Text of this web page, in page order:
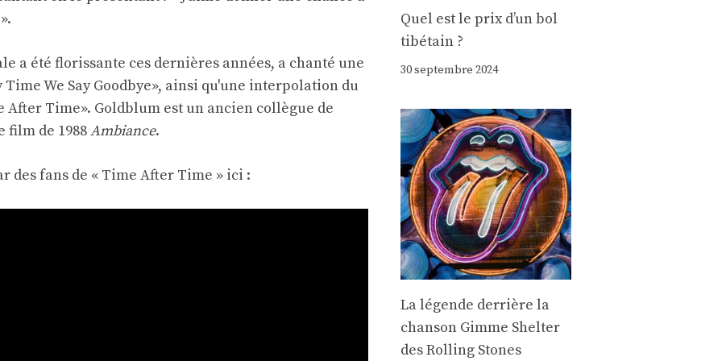
a été florissante ces dernières années, a chanté une
We Say Goodbye», ainsi qu'une interpolation du
After Time». Goldblum est un ancien collègue de
film de 1988Ambiance.
des fans de « Time After Time » ici :
Quel est le prix d’un bol
tibétain ?
30 septembre 2024
La légende derrière la
chanson Gimme Shelter
des Rolling Stones